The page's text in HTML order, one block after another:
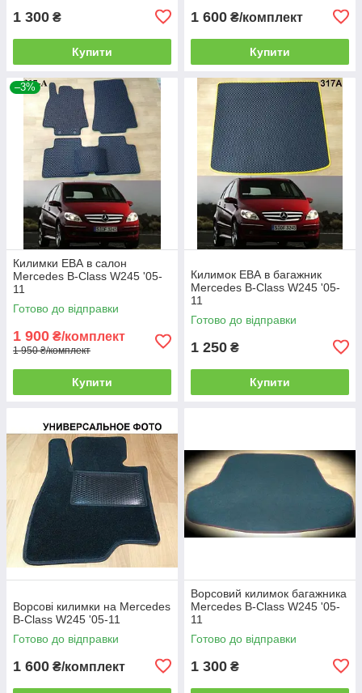
1 300 ₴
Купити
1 600 ₴/комплект
Купити
–3%
Килимки ЕВА в салон
Mercedes B-Class W245 '05-
11
Готово до відправки
1 900 ₴/комплект
1 950 ₴/комплект
Купити
Килимок ЕВА в багажник
Mercedes B-Class W245 '05-
11
Готово до відправки
1 250 ₴
Купити
Ворсові килимки на Mercedes
B-Class W245 '05-11
Готово до відправки
1 600 ₴/комплект
Ворсовий килимок багажника
Mercedes B-Class W245 '05-
11
Готово до відправки
1 300 ₴